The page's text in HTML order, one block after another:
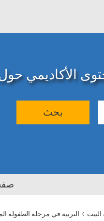
الأكاديمي
بحث
› التربية في مرحلة الطفولة